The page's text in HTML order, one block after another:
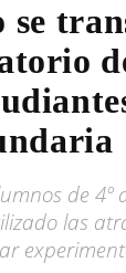
de 4º
las